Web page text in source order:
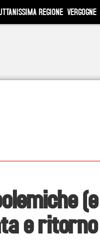
REGIONE VERGOGNE
(e
e ritorno